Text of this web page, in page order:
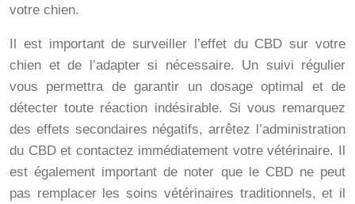
votre chien.
Il est important de surveiller l’effet du CBD sur votre
chien et de l’adapter si nécessaire. Un suivi régulier
vous permettra de garantir un dosage optimal et de
détecter toute réaction indésirable. Si vous remarquez
des effets secondaires négatifs, arrêtez l’administration
du CBD et contactez immédiatement votre vétérinaire. Il
est également important de noter que le CBD ne peut
pas remplacer les soins vétérinaires traditionnels, et il